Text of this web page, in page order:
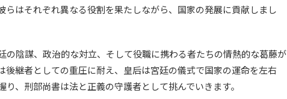
らはそれぞれ異なる役割を果たしながら、国家の発展に貢献しまし
の陰謀、政治的な対立、そして役職に携わる者たちの情熱的な葛藤が
後継者としての重圧に耐え、皇后は宮廷の儀式で国家の運命を左右
り、刑部尚書は法と正義の守護者として挑んでいきます。